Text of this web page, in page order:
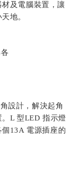
及電腦裝置，讓
地。
設計，解決起角
L 型LED 指示燈
13A 電源插座的